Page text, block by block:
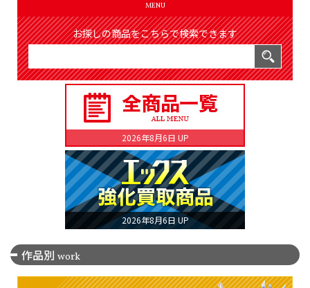
MENU
お探しの商品をこちらで検索できます
2026年8月6日 UP
2026年8月6日 UP
作品別 work